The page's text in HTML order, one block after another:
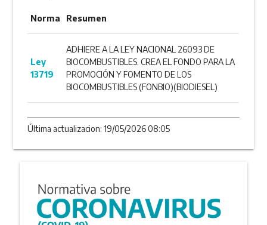
Norma Resumen
Ley
13719
ADHIERE A LA LEY NACIONAL 26093 DE
BIOCOMBUSTIBLES. CREA EL FONDO PARA LA
PROMOCIÓN Y FOMENTO DE LOS
BIOCOMBUSTIBLES (FONBIO)(BIODIESEL)
Última actualizacion: 19/05/2026 08:05